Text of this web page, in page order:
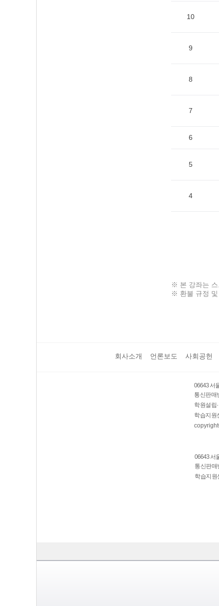
10
9
8
7
6
5
4
※ 본 강좌는 스
※ 환불 규정
회사소개 언론보도 사회공헌
06643 서
통신판매
학원설립
학습지원
06643 서
통신판매
학습지원